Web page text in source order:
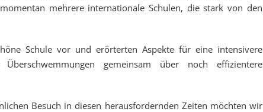
mehrere internationale Schulen, die stark von den
Schule vor und erörterten Aspekte für eine intensivere
gemeinsam über noch effizientere
Besuch in diesen herausfordernden Zeiten möchten wir